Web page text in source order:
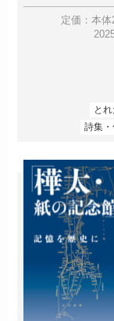
定価：本
と
詩集